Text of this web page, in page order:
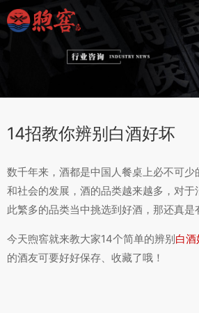
14招教你辨别白酒好坏
数千年来，酒都是中国人餐桌上必不可
和社会的发展，酒的品类越来越多，对于
此繁多的品类当中挑选到好酒，那还真是
今天煦窖就来教大家14个简单的辨别 白
的酒友可要好好保存、收藏了哦！